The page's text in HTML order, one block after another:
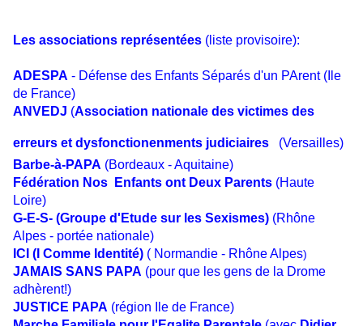
Les associations représentées (liste provisoire):
ADESPA - Défense des Enfants Séparés d'un PArent (Ile
de France)
ANVEDJ (Association nationale des victimes des
erreurs et dysfonctionenments judiciaires
(Versailles)
Barbe-à-PAPA (Bordeaux - Aquitaine)
Fédération Nos Enfants ont Deux Parents (Haute
Loire)
G-E-S- (Groupe d'Etude sur les Sexismes) (Rhône
Alpes - portée nationale)
ICI (I Comme Identité) ( Normandie - Rhône Alpes)
JAMAIS SANS PAPA (pour que les gens de la Drome
adhèrent!)
JUSTICE PAPA (région Ile de France)